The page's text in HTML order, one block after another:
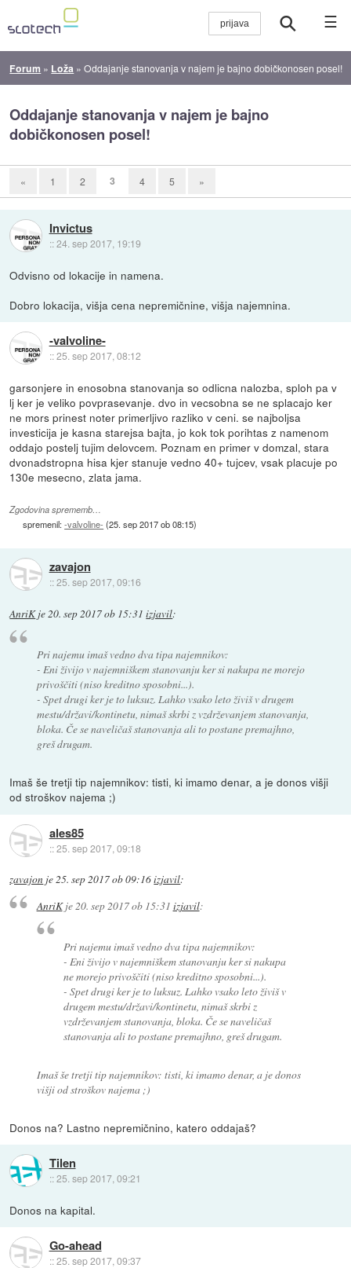
☰
Forum » Loža »Oddajanje stanovanja v najem je bajno dobičkonosen posel!
Oddajanje stanovanja v najem je bajno
dobičkonosen posel!
« 1 2 3 4 5 »
Invictus
::24. sep 2017, 19:19
Odvisno od lokacije in namena.
Dobro lokacija, višja cena nepremičnine, višja najemnina.
-valvoline-
::25. sep 2017, 08:12
garsonjere in enosobna stanovanja so odlicna nalozba, sploh pa v
lj ker je veliko povprasevanje. dvo in vecsobna se ne splacajo ker
ne mors prinest noter primerljivo razliko v ceni. se najboljsa
investicija je kasna starejsa bajta, jo kok tok porihtas z namenom
oddajo postelj tujim delovcem. Poznam en primer v domzal, stara
dvonadstropna hisa kjer stanuje vedno 40+ tujcev, vsak placuje po
130e mesecno, zlata jama.
Zgodovina sprememb…
spremenil:-valvoline- (25. sep 2017 ob 08:15)
zavajon
::25. sep 2017, 09:16
AnriKje20. sep 2017 ob 15:31 izjavil:
Pri najemu imaš vedno dva tipa najemnikov:
- Eni živijo v najemniškem stanovanju ker si nakupa ne morejo
privoščiti (niso kreditno sposobni...).
- Spet drugi ker je to luksuz. Lahko vsako leto živiš v drugem
mestu/državi/kontinetu, nimaš skrbi z vzdrževanjem stanovanja,
bloka. Če se naveličaš stanovanja ali to postane premajhno,
greš drugam.
Imaš še tretji tip najemnikov: tisti, ki imamo denar, a je donos višji
od stroškov najema ;)
ales85
::25. sep 2017, 09:18
zavajon je25. sep 2017 ob 09:16izjavil:
AnriKje20. sep 2017 ob 15:31 izjavil:
Pri najemu imaš vedno dva tipa najemnikov:
- Eni živijo v najemniškem stanovanju ker si nakupa
ne morejo privoščiti (niso kreditno sposobni...).
- Spet drugi ker je to luksuz. Lahko vsako leto živiš v
drugem mestu/državi/kontinetu, nimaš skrbi z
vzdrževanjem stanovanja, bloka. Če se naveličaš
stanovanja ali to postane premajhno, greš drugam.
Imaš še tretji tip najemnikov: tisti, ki imamo denar, a je donos
višji od stroškov najema ;)
Donos na? Lastno nepremičnino, katero oddajaš?
Tilen
::25. sep 2017, 09:21
Donos na kapital.
Go-ahead
::25. sep 2017, 09:37